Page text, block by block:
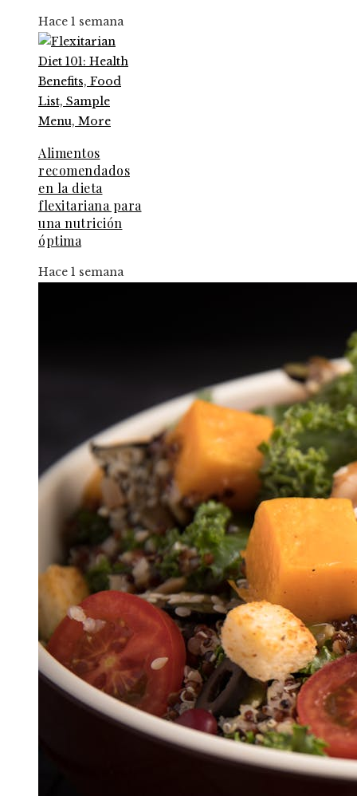
Hace 1 semana
Alimentos
recomendados
en la dieta
flexitariana para
una nutrición
óptima
Hace 1 semana